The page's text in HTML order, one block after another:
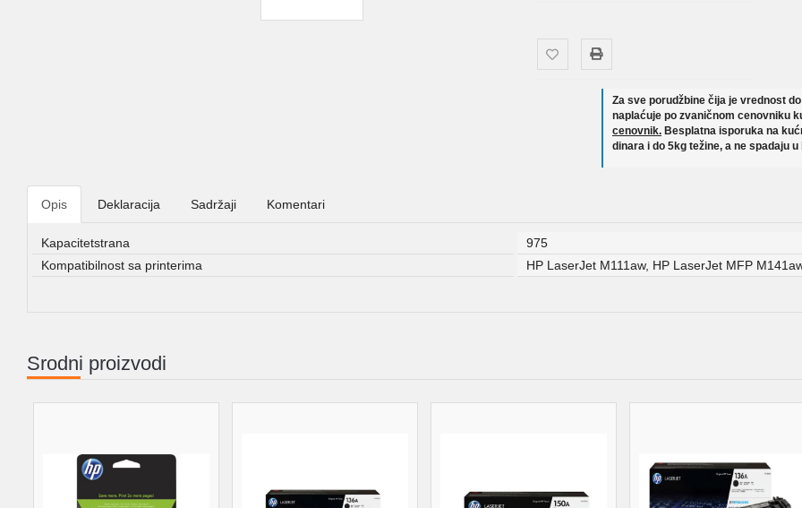
Za sve porudžbine čija je vrednost
naplaćuje po zvaničnom cenovniku
cenovnik. Besplatna isporuka na
dinara i do 5kg težine, a ne spadaju
Opis Deklaracija Sadržaji Komentari
Kapacitetstrana
975
Kompatibilnost sa printerima
HP LaserJet M111aw, HP LaserJet MFP
Srodni proizvodi